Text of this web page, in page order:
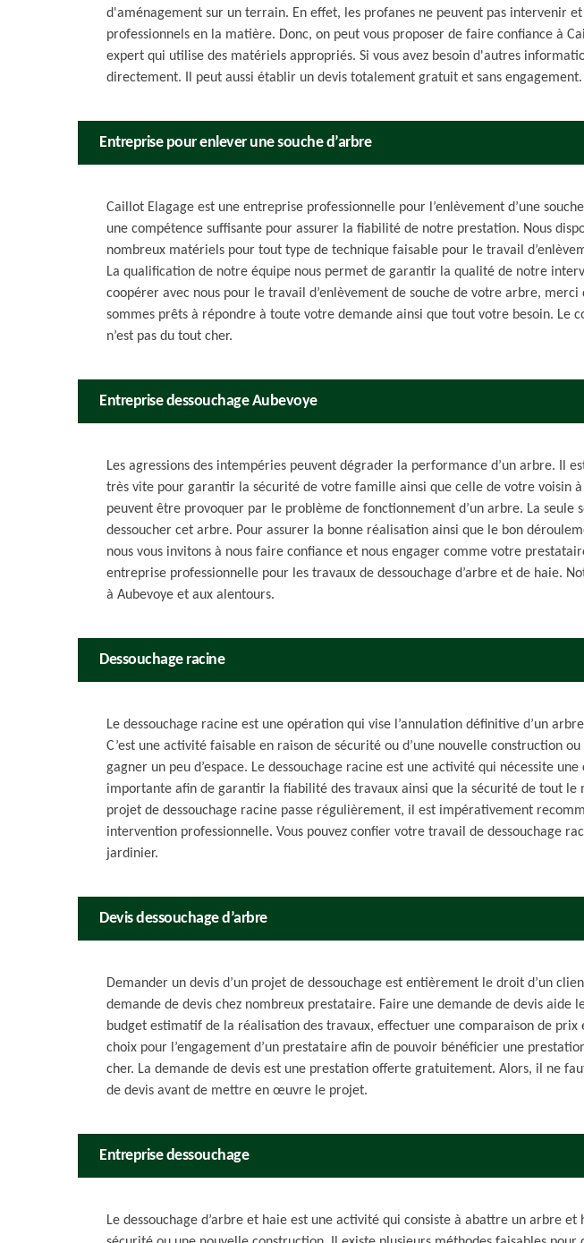
d'aménagement sur un terrain. En effet, les profanes ne peuvent pas intervenir
professionnels en la matière. Donc, on peut vous proposer de faire confiance à
expert qui utilise des matériels appropriés. Si vous avez besoin d'autres
directement. Il peut aussi établir un devis totalement gratuit et sans engagement.
Entreprise pour enlever une souche d’arbre
Caillot Elagage est une entreprise professionnelle pour l’enlèvement d’une
une compétence suffisante pour assurer la fiabilité de notre prestation. Nous
nombreux matériels pour tout type de technique faisable pour le travail
La qualification de notre équipe nous permet de garantir la qualité de notre
coopérer avec nous pour le travail d’enlèvement de souche de votre arbre, merci
sommes prêts à répondre à toute votre demande ainsi que tout votre besoin. Le
n’est pas du tout cher.
Entreprise dessouchage Aubevoye
Les agressions des intempéries peuvent dégrader la performance d’un arbre. Il
très vite pour garantir la sécurité de votre famille ainsi que celle de votre voisin à
peuvent être provoquer par le problème de fonctionnement d’un arbre. La seule
dessoucher cet arbre. Pour assurer la bonne réalisation ainsi que le bon
nous vous invitons à nous faire confiance et nous engager comme votre
entreprise professionnelle pour les travaux de dessouchage d’arbre et de haie.
à Aubevoye et aux alentours.
Dessouchage racine
Le dessouchage racine est une opération qui vise l’annulation définitive d’un
C’est une activité faisable en raison de sécurité ou d’une nouvelle construction
gagner un peu d’espace. Le dessouchage racine est une activité qui nécessite
importante afin de garantir la fiabilité des travaux ainsi que la sécurité de tout le
projet de dessouchage racine passe régulièrement, il est impérativement
intervention professionnelle. Vous pouvez confier votre travail de dessouchage
jardinier.
Devis dessouchage d’arbre
Demander un devis d’un projet de dessouchage est entièrement le droit d’un
demande de devis chez nombreux prestataire. Faire une demande de devis aide
budget estimatif de la réalisation des travaux, effectuer une comparaison de
choix pour l’engagement d’un prestataire afin de pouvoir bénéficier une
cher. La demande de devis est une prestation offerte gratuitement. Alors, il ne
de devis avant de mettre en œuvre le projet.
Entreprise dessouchage
Le dessouchage d’arbre et haie est une activité qui consiste à abattre un arbre et